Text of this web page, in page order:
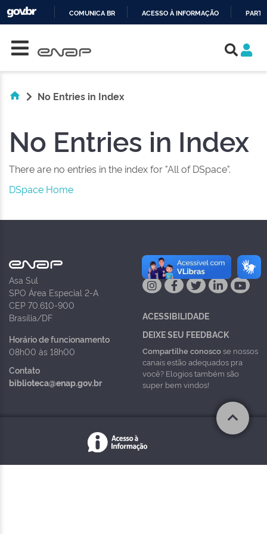
COMUNICA BR ACESSO À INFORMAÇÃO
No Entries in Index
No Entries in Index
There are no entries in the index for "All of DSpace".
DSpace Home
Asa Sul
SPO Área Especial 2-A
CEP 70.610-900
Brasília/DF
Horário de funcionamento
08h00 às 18h00
Contato
biblioteca@enap.gov.br
NAS REDES
ACESSIBILIDADE
DEIXE SEU FEEDBACK
Compartilhe conoscose nossos
canais estão adequados pra
você? Elogios também são
super bem vindos!